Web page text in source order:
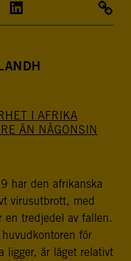
I AFRIKA
ÄN NÅGONSIN
har den afrikanska
virusutbrott, med
en tredjedel av fallen.
för
ligger, är läget relativt